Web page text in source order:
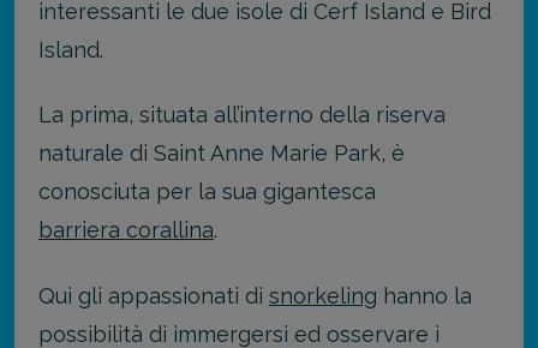
interessanti le due isole di Cerf Island e Bird
Island.
La prima, situata all’interno della riserva
naturale di Saint Anne Marie Park, è
conosciuta per la sua gigantesca
barriera corallina.
Qui gli appassionati di snorkeling hanno la
possibilità di immergersi ed osservare i